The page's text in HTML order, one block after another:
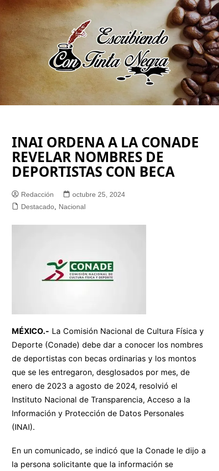
Saltar
al
contenido
INAI ORDENA A LA CONADE
REVELAR NOMBRES DE
DEPORTISTAS CON BECA
Redacción
octubre 25, 2024
Destacado, Nacional
MÉXICO.- La Comisión Nacional de Cultura Física y
Deporte (Conade) debe dar a conocer los nombres
de deportistas con becas ordinarias y los montos
que se les entregaron, desglosados por mes, de
enero de 2023 a agosto de 2024, resolvió el
Instituto Nacional de Transparencia, Acceso a la
Información y Protección de Datos Personales
(INAI).
En un comunicado, se indicó que la Conade le dijo a
la persona solicitante que la información se